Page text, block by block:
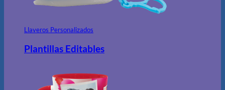
Llaveros Personalizados
Plantillas Editables